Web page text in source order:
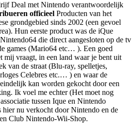
Deal met Nintendo verantwoordelijk
officieel Producten van het
grondgebied sinds 2002 (een gevoel
Hun eerste product was de iQue
die direct aangesloten op de tv
games (Mario64 etc… ). Een goed
mij vraagt, in een land waar je bent uit
van de straat (Blu-ray, spelletjes,
Celebres etc.… ) en waar de
kan worden gekocht door een
Ik voel me echter (Het moet nog
tussen Ique en Nintendo
nu verkocht door Nintendo en de
Club Nintendo-Wii-Shop.